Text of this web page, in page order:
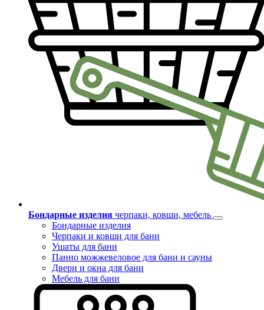
Бондарные изделия черпаки, ковши, мебель
Бондарные изделия
Черпаки и ковши для бани
Ушаты для бани
Панно можжевеловое для бани и сауны
Двери и окна для бани
Мебель для бани